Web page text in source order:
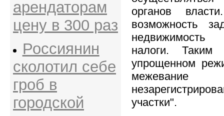
арендаторам
цену в 300 раз
Россиянин
сколотил себе
гроб в
городской
органов
возможность
недвижимость
налоги.
упрощенном
межевание
участки".